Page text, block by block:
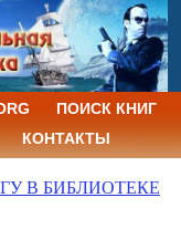
ПОИСК КНИГ
КОНТАКТЫ
В БИБЛИОТЕКЕ